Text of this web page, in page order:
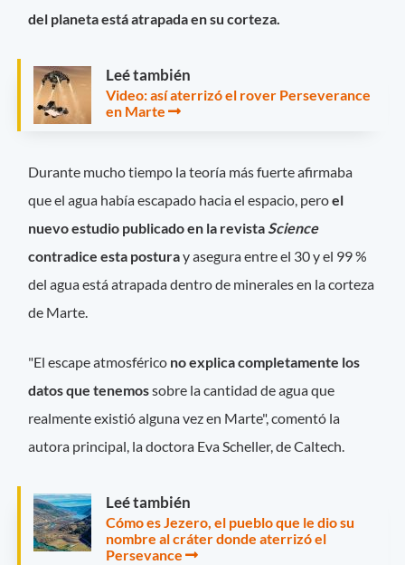
del planeta está atrapada en su corteza.
Leé también
Video: así aterrizó el rover Perseverance
en Marte
Durante mucho tiempo la teoría más fuerte afirmaba
que el agua había escapado hacia el espacio, peroel
nuevo estudio publicado en la revistaScience
contradice esta posturay asegura entre el 30 y el 99 %
del agua está atrapada dentro de minerales en la corteza
de Marte.
"El escape atmosférico no explica completamente los
datos que tenemossobre la cantidad de agua que
realmente existió alguna vez en Marte", comentó la
autora principal, la doctora Eva Scheller, de Caltech.
Leé también
Cómo es Jezero, el pueblo que le dio su
nombre al cráter donde aterrizó el
Persevance